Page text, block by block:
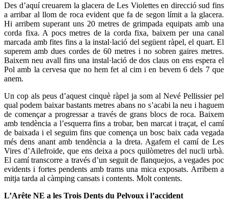
Des d’aquí creuarem la glacera de Les Violettes en direcció sud fins
a arribar al llom de roca evident que fa de segon límit a la glacera.
Hi arribem superant uns 20 metres de grimpada equipats amb una
corda fixa. A pocs metres de la corda fixa, baixem per una canal
marcada amb fites fins a la instal·lació del següent ràpel, el quart. El
superem amb dues cordes de 60 metres i no sobren gaires metres.
Baixem neu avall fins una instal·lació de dos claus on ens espera el
Pol amb la cervesa que no hem fet al cim i en bevem 6 dels 7 que
anem.
Un cop als peus d’aquest cinquè ràpel ja som al Nevé Pellissier pel
qual podem baixar bastants metres abans no s’acabi la neu i haguem
de començar a progressar a través de grans blocs de roca. Baixem
amb tendència a l’esquerra fins a trobar, ben marcat i traçat, el camí
de baixada i el seguim fins que comença un bosc baix cada vegada
més dens anant amb tendència a la dreta. Agafem el camí de Les
Vires d’Ailefroide, que ens deixa a pocs quilòmetres del nucli urbà.
El camí transcorre a través d’un seguit de flanquejos, a vegades poc
evidents i fortes pendents amb trams una mica exposats. Arribem a
mitja tarda al càmping cansats i contents. Molt contents.
L’Arête NE a les Trois Dents du Pelvoux i l’accident